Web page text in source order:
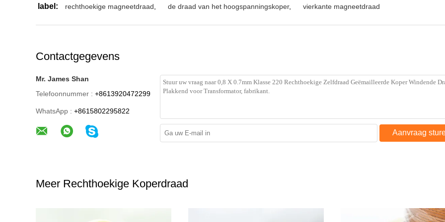
label: rechthoekige magneetdraad de draad van het hoogspanningskoper, vierkante magneetdraad
Contactgegevens
Mr. James Shan
Telefoonnummer : +8613920472299
WhatsApp : +8615802295822
Aanvraag
Meer Rechthoekige Koperdraad